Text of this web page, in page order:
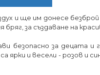
и ще им донесе безброй
за създаване на
безопасно за децата
ярки и весели - розов и